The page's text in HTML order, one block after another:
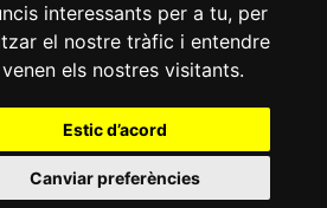
interessants per a tu, per
el nostre tràfic i entendre
venen els nostres visitants.
Estic d’acord
Canviar preferències
Política de galetesAvís
RGPD
Reus|977 010 010|
reus.cat